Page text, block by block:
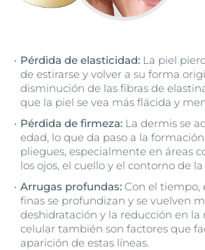
Pérdida de elasticidad: La piel
de estirarse y volver a su forma
disminución de las fibras de
que la piel se vea más flácida y
Pérdida de firmeza: La dermis se
edad, lo que da paso a la
pliegues, especialmente en áreas
los ojos, el cuello y el contorno de la
Arrugas profundas: Con el tiempo,
finas se profundizan y se vuelven
deshidratación y la reducción en la
celular también son factores que
aparición de estas líneas.